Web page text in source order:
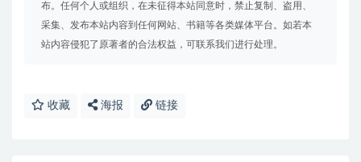
布。任何个人或组织，在未征得本站同意时，禁止复制、盗用、
采集、发布本站内容到任何网站、书籍等各类媒体平台。如若本
站内容侵犯了原著者的合法权益，可联系我们进行处理。
收藏 海报 链接